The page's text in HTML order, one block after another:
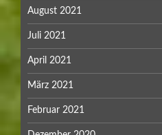
August 2021
Juli 2021
April 2021
März 2021
Februar 2021